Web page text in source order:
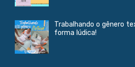
Trabalhando o gênero
forma lúdica!